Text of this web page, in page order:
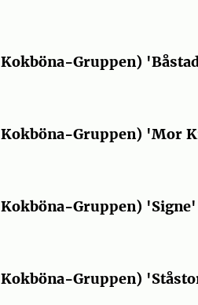
Gruppen)
Gruppen) 'Mor
Gruppen) 'Signe'
Gruppen)